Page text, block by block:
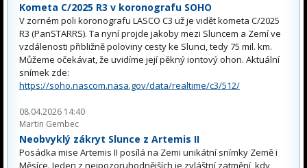
Kometa C/2025 R3 v koronografu SOHO
V zorném poli koronografu LASCO C3 už je vidět kometa C/2025
R3 (PanSTARRS). Ta nyní projde jakoby mezi Sluncem a Zemí ve
vzdálenosti přibližně poloviny cesty ke Slunci, tedy 75 mil. km.
Můžeme očekávat, že uvidíme její pěkný iontový ohon. Aktuální
snímek zde:
https://soho.nascom.nasa.gov/data/realtime/c3/512/
08.04.2026 14:40
Martin Gembec
Neobvyklý zákryt Slunce z Artemis II
Posádka mise Artemis II posílá na Zemi unikátní snímky Země i
Měsíce. Jeden z nejpozoruhodnějších je zvláštní zatmění, kdy